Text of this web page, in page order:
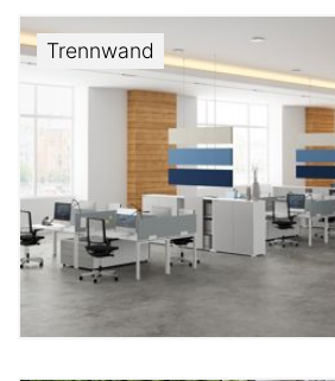
Trennwand